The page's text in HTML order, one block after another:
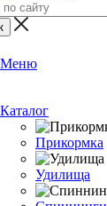
Меню
Каталог
Прикормка
Удилища